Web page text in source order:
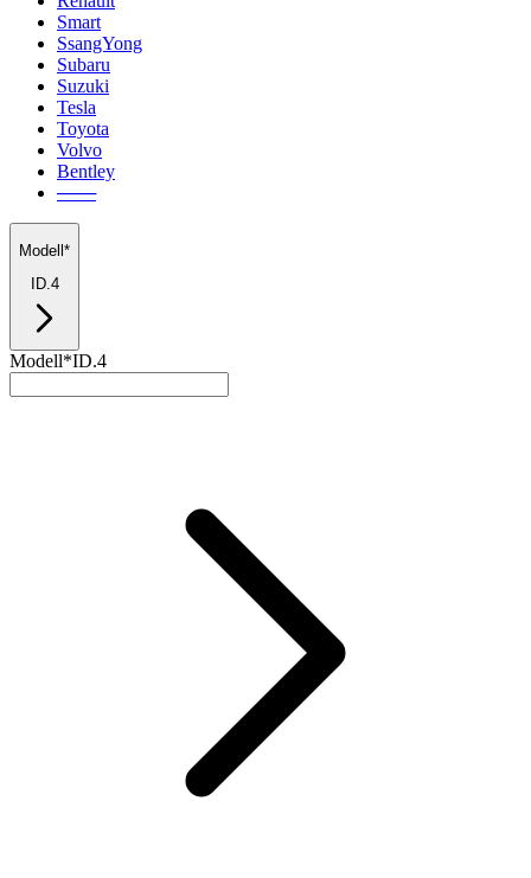
Smart
SsangYong
Subaru
Suzuki
Tesla
Toyota
Volvo
Bentley
───
Modell*
ID.4
Modell*ID.4